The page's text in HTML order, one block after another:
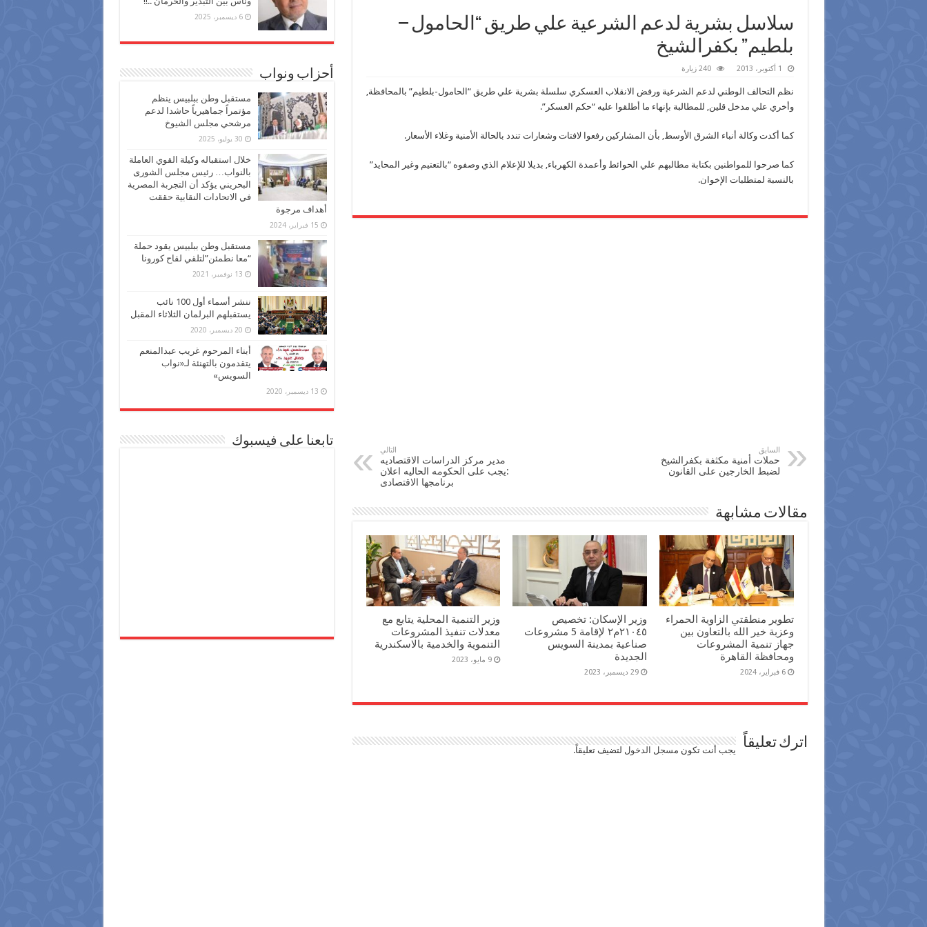
سلاسل بشرية لدعم الشرعية علي طريق “الحامول –
بلطيم” بكفرالشيخ
1 أكتوبر، 2013 240 زيارة
نظم التحالف الوطني لدعم الشرعية ورفض الانقلاب العسكري سلسلة بشرية علي طريق “الحامول-بلطيم” بالمحافظة,
وأخري علي مدخل قلين, للمطالبة بإنهاء ما أطلقوا عليه “حكم العسكر”.
كما أكدت وكالة أنباء الشرق الأوسط, بأن المشاركين رفعوا لافتات وشعارات تندد بالحالة الأمنية وغلاء الأسعار.
كما صرحوا للمواطنين بكتابة مطالبهم علي الحوائط وأعمدة الكهرباء, بديلا للإعلام الذي وصفوه “بالتعتيم وغير المحايد”
بالنسبة لمتطلبات الإخوان.
السابق
حملات أمنية مكثفة بكفرالشيخ
لضبط الخارجين على القانون
التالي
مدير مركز الدراسات الاقتصاديه
:يجب على الحكومه الحاليه اعلان
برنامجها الاقتصادى
مقالات مشابهة
تطوير منطقتي الزاوية الحمراء
وعزبة خير الله بالتعاون بين
جهاز تنمية المشروعات
ومحافظة القاهرة
6 فبراير، 2024
وزير الإسكان: تخصيص
٢١٠٤٥م٢ لإقامة 5 مشروعات
صناعية بمدينة السويس
الجديدة
29 ديسمبر، 2023
وزير التنمية المحلية يتابع مع
معدلات تنفيذ المشروعات
التنموية والخدمية بالاسكندرية
9 مايو، 2023
اترك تعليقاً يجب أنت تكون مسجل الدخول لتضيف تعليقاً.
6 ديسمبر، 2025
أحزاب ونواب
مستقبل وطن ببلبيس ينظم
مؤتمراً جماهيرياً حاشدا لدعم
مرشحي مجلس الشيوخ
30 يوليو، 2025
خلال استقباله وكيلة القوي العاملة
بالنواب… رئيس مجلس الشورى
البحريني يؤكد أن التجربة المصرية
في الاتحادات النقابية حققت
أهداف مرجوة
15 فبراير، 2024
مستقبل وطن ببلبيس يقود حملة
“معا نطمئن”لتلقي لقاح كورونا
13 نوفمبر، 2021
ننشر أسماء أول 100 نائب
يستقبلهم البرلمان الثلاثاء المقبل
20 ديسمبر، 2020
أبناء المرحوم غريب عبدالمنعم
يتقدمون بالتهنئة لـ«نواب
السويس»
13 ديسمبر، 2020
تابعنا على فيسبوك